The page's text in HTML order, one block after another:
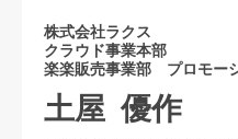
株式会社ラクス
クラウド事業本部
楽楽販売事業部 プロモー
土屋 優作